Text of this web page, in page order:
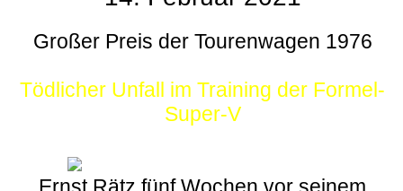
Großer Preis der Tourenwagen 1976
Tödlicher Unfall im Training der Formel-
Super-V